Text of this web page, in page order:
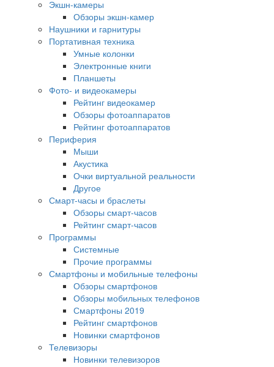
Экшн-камеры
Обзоры экшн-камер
Наушники и гарнитуры
Портативная техника
Умные колонки
Электронные книги
Планшеты
Фото- и видеокамеры
Рейтинг видеокамер
Обзоры фотоаппаратов
Рейтинг фотоаппаратов
Периферия
Мыши
Акустика
Очки виртуальной реальности
Другое
Смарт-часы и браслеты
Обзоры смарт-часов
Рейтинг смарт-часов
Программы
Системные
Прочие программы
Смартфоны и мобильные телефоны
Обзоры смартфонов
Обзоры мобильных телефонов
Смартфоны 2019
Рейтинг смартфонов
Новинки смартфонов
Телевизоры
Новинки телевизоров